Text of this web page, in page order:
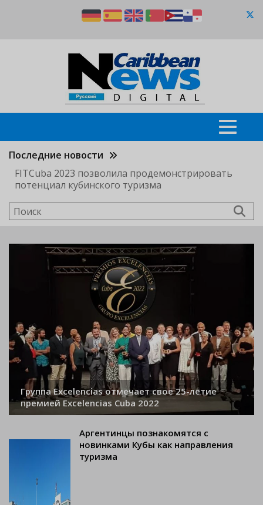
Последние новости
FITCuba 2023 позволила продемонстрировать
потенциал кубинского туризма
Поиск
Группа Excelencias отмечает свое 25-летие
премией Excelencias Cuba 2022
Аргентинцы познакомятся с
новинками Кубы как направления
туризма